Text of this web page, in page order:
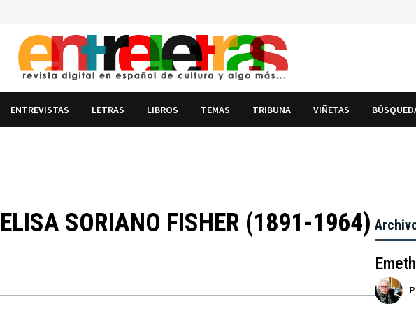
ENTREVISTAS LETRAS LIBROS TEMAS TRIBUNA VIÑETAS
SORIANO FISHER (1891-1964)
Emeth